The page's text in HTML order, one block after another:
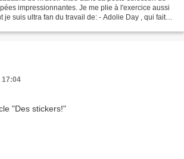
impressionnantes. Je me plie à l'exercice aussi
je suis ultra fan du travail de: - Adolie Day , qui fait
17:04